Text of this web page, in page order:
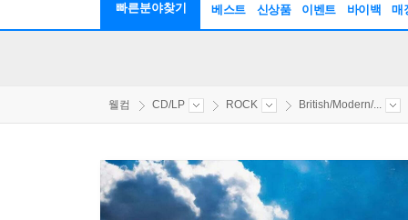
빠른분야찾기 베스트 신상품 이벤트 바이백 매
웰컴 CD/LP ROCK British/Modern/...